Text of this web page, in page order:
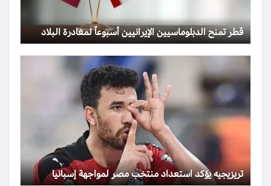
قطر تمنح الدبلوماسيين الإيرانيين أسبوعاً لمغادرة البلاد
تريزيجيه يؤكد استعداد منتخب مصر لمواجهة إسبانيا